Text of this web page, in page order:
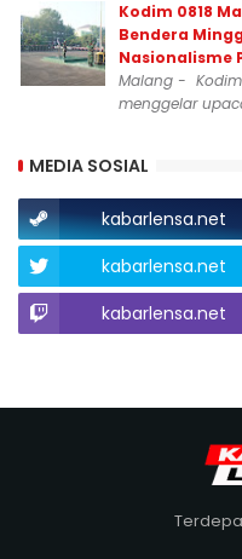
Kodim 0818
Bendera
Nasionalisme
Malang -
menggelar
MEDIA SOSIAL
kabarlensa.net
kabarlensa.net
kabarlensa.net